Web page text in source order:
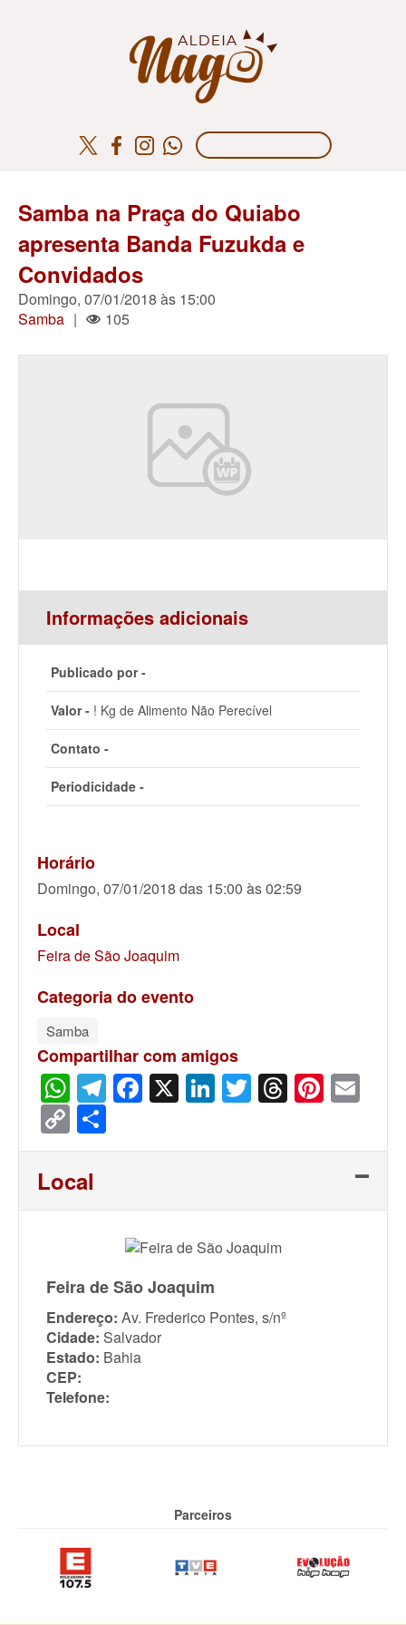
Samba na Praça do Quiabo
apresenta Banda Fuzukda e
Convidados
Domingo, 07/01/2018 às 15:00
Samba | 105
Informações adicionais
Publicado por -
Valor - ! Kg de Alimento Não Perecível
Contato -
Periodicidade -
Horário
Domingo, 07/01/2018 das 15:00 às 02:59
Local
Feira de São Joaquim
Categoria do evento
Samba
Compartilhar com amigos
WhatsApp
Telegram
Facebook
X LinkedIn
Twitter
Threads
Copy
Link
Local
Feira de São Joaquim
Endereço: Av. Frederico Pontes, s/nº
Cidade: Salvador
Estado: Bahia
CEP:
Telefone:
Parceiros